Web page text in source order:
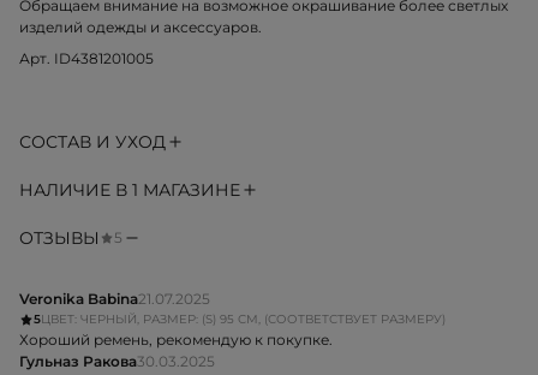
Обращаем внимание на возможное окрашивание более светлых
изделий одежды и аксессуаров.
Арт. ID4381201005
СОСТАВ И УХОД
НАЛИЧИЕ В 1 МАГАЗИНЕ
ОТЗЫВЫ 5
Veronika Babina21.07.2025
5ЦВЕТ: ЧЕРНЫЙ, РАЗМЕР: (S) 95 СМ, (СООТВЕТСТВУЕТ РАЗМЕРУ)
Хороший ремень, рекомендую к покупке.
Гульназ Ракова30.03.2025